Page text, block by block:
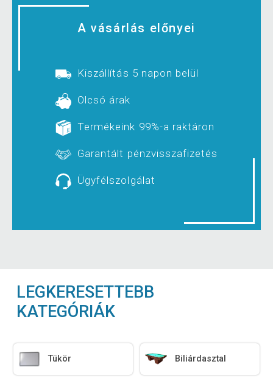
A vásárlás előnyei
Kiszállítás 5 napon belül
Olcsó árak
Termékeink 99%-a raktáron
Garantált pénzvisszafizetés
Ügyfélszolgálat
LEGKERESETTEBB
KATEGÓRIÁK
Tükör Biliárdasztal